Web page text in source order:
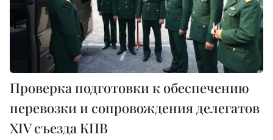
Проверка подготовки к обеспечению
перевозки и сопровождения делегатов
XIV съезда КПВ